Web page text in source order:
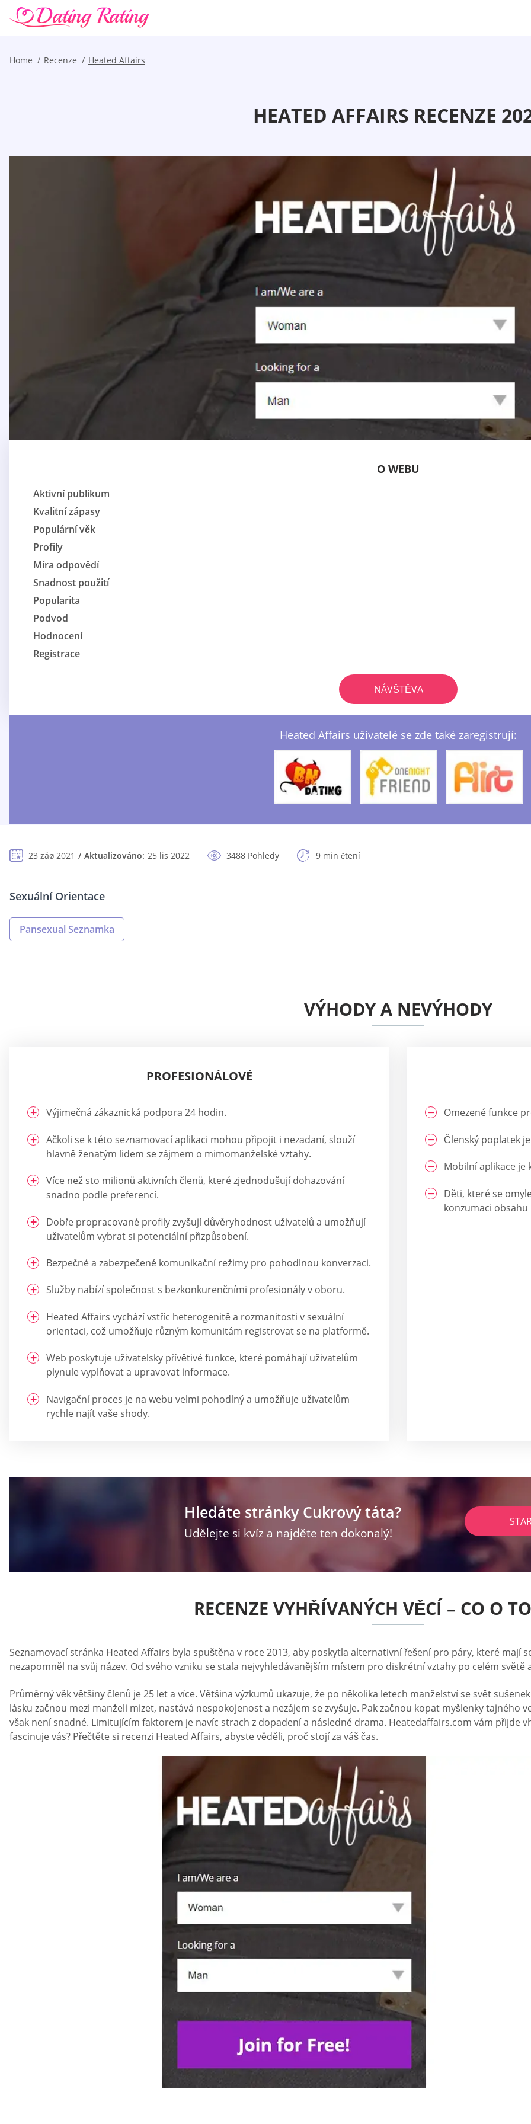
Home Recenze Heated Affairs
HEATED AFFAIRS RECENZE
O WEBU
Aktivní publikum
Kvalitní zápasy
Populární věk
Profily
Míra odpovědí
Snadnost použití
Popularita
Podvod
Hodnocení
Registrace
NÁVŠTĚVA
Heated Affairs uživatelé se zde také zaregistrují:
23 záø 2021 Aktualizováno: 25 lis 2022 3488 Pohledy 9 min čtení
Sexuální Orientace
Pansexual Seznamka
VÝHODY A NEVÝHODY
PROFESIONÁLOVÉ
Výjimečná zákaznická podpora 24 hodin.
Ačkoli se k této seznamovací aplikaci mohou připojit i nezadaní, slouží
hlavně ženatým lidem se zájmem o mimomanželské vztahy.
Více než sto milionů aktivních členů, které zjednodušují dohazování
snadno podle preferencí.
Dobře propracované profily zvyšují důvěryhodnost uživatelů a umožňují
uživatelům vybrat si potenciální přizpůsobení.
Bezpečné a zabezpečené komunikační režimy pro pohodlnou konverzaci.
Služby nabízí společnost s bezkonkurenčními profesionály v oboru.
Heated Affairs vychází vstříc heterogenitě a rozmanitosti v sexuální
orientaci, což umožňuje různým komunitám registrovat se na platformě.
Web poskytuje uživatelsky přívětivé funkce, které pomáhají uživatelům
plynule vyplňovat a upravovat informace.
Navigační proces je na webu velmi pohodlný a umožňuje uživatelům
rychle najít vaše shody.
Omezené funkce
Členský poplatek
Mobilní aplikace je
Děti, které se
konzumaci
Hledáte stránky Cukrový táta?
Udělejte si kvíz a najděte ten dokonalý!
RECENZE VYHŘÍVANÝCH VĚCÍ – CO O
Seznamovací stránka Heated Affairs byla spuštěna v roce 2013, aby poskytla alternativní řešení pro páry, které mají
nezapomněl na svůj název. Od svého vzniku se stala nejvyhledávanějším místem pro diskrétní vztahy po celém světě
Průměrný věk většiny členů je 25 let a více. Většina výzkumů ukazuje, že po několika letech manželství se svět
lásku začnou mezi manželi mizet, nastává nespokojenost a nezájem se zvyšuje. Pak začnou kopat myšlenky
však není snadné. Limitujícím faktorem je navíc strach z dopadení a následné drama. Heatedaffairs.com vám přijde
fascinuje vás? Přečtěte si recenzi Heated Affairs, abyste věděli, proč stojí za váš čas.